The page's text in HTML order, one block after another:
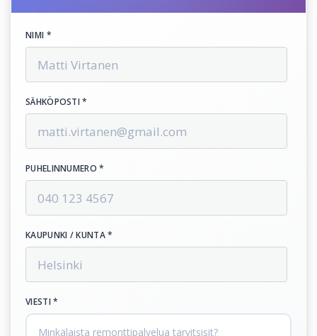
NIMI *
SÄHKÖPOSTI *
PUHELINNUMERO *
KAUPUNKI / KUNTA *
VIESTI *